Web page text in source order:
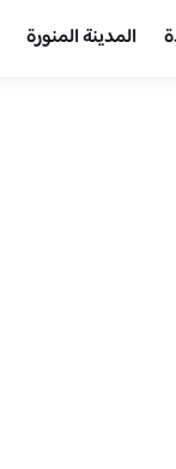
المدينة المنورة